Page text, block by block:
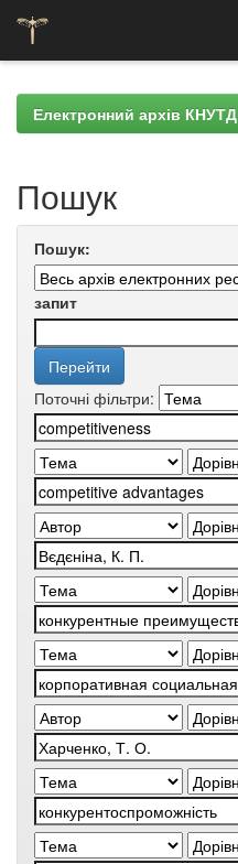
navigationЕлектронний архів КНУТД
Пошук
Пошук:
запит
Поточні фільтри: